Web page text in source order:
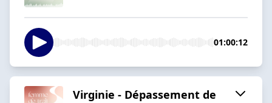
01:00:12
Virginie - Dépassement de